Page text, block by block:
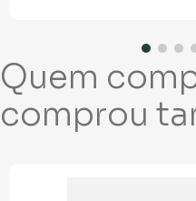
Quem
comprou